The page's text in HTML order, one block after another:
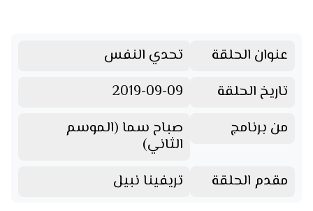
عنوان الحلقة
تحدي النفس
تاريخ الحلقة
2019-09-09
من برنامج
صباح سما (الموسم
الثاني)
مقدم الحلقة
تريفينا نبيل